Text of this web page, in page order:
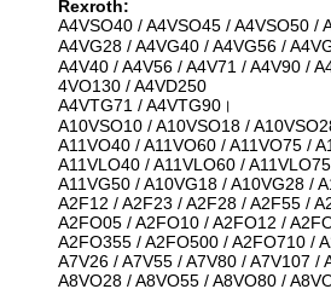
Rexroth:
A4VSO40 / A4VSO45 / A4VSO50 /
A4VG28 / A4VG40 / A4VG56 /
A4V40 / A4V56 / A4V71 / A4V90 /
4VO130 / A4VD250
A4VTG71 / A4VTG90।
A10VSO10 / A10VSO18 /
A11VO40 / A11VO60 / A11VO75 /
A11VLO40 / A11VLO60 /
A11VG50 / A10VG18 / A10VG28 /
A2F12 / A2F23 / A2F28 / A2F55 /
A2FO05 / A2FO10 / A2FO12 /
A2FO355 / A2FO500 / A2FO710 /
A7V26 / A7V55 / A7V80 / A7V107 /
A8VO28 / A8VO55 / A8VO80 /